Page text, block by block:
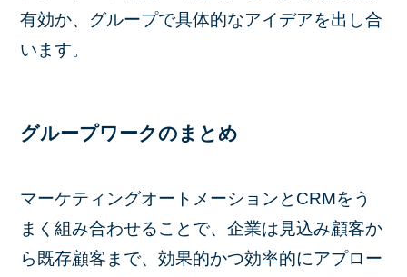
有効か、グループで具体的なアイデアを出し合
います。
グループワークのまとめ
マーケティングオートメーションとCRMをう
まく組み合わせることで、企業は見込み顧客か
ら既存顧客まで、効果的かつ効率的にアプロー